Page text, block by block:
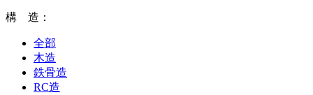
構 造：
全部
木造
鉄骨造
RC造